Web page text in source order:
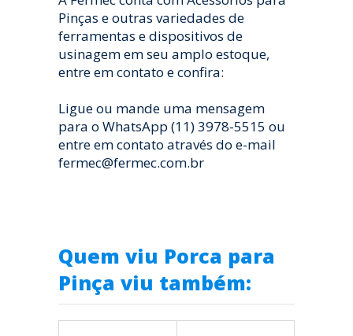
Pinças e outras variedades de
ferramentas e dispositivos de
usinagem em seu amplo estoque,
entre em contato e confira:
Ligue ou mande uma mensagem
para o WhatsApp (11) 3978-5515 ou
entre em contato através do e-mail
fermec@fermec.com.br
Quem viu Porca para
Pinça viu também: